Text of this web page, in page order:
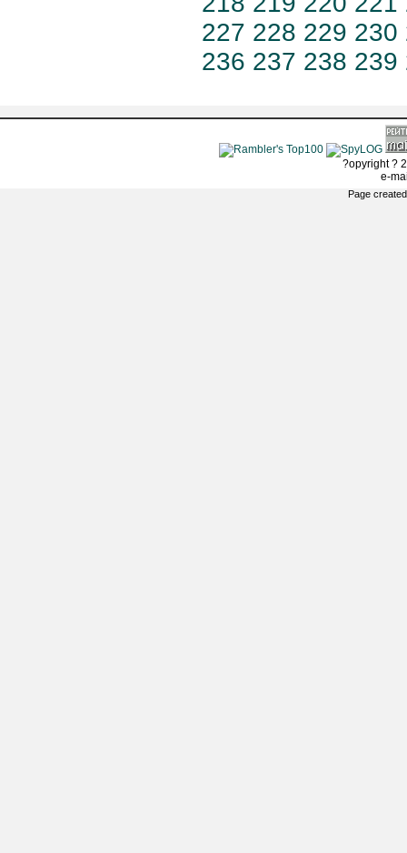
227 228 229 230
236 237 238 239
?opyright ?
e-
Page